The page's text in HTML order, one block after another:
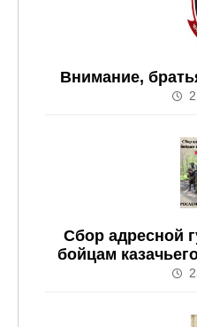
Внимание,
Сбор адресной
бойцам